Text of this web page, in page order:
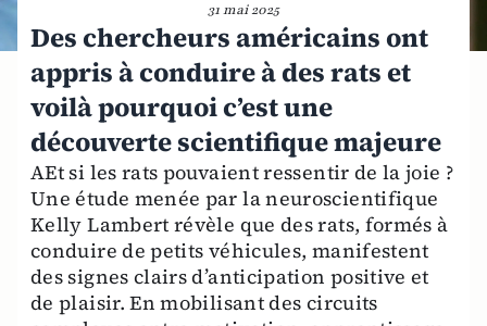
31 mai 2025
Des chercheurs américains ont
appris à conduire à des rats et
voilà pourquoi c’est une
découverte scientifique majeure
AEt si les rats pouvaient ressentir de la joie ?
Une étude menée par la neuroscientifique
Kelly Lambert révèle que des rats, formés à
conduire de petits véhicules, manifestent
des signes clairs d’anticipation positive et
de plaisir. En mobilisant des circuits